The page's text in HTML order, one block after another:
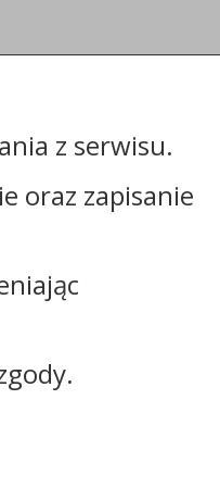
Informacje dodatkowe:
REGON: 910866910
TERYT: 0464011
z serwisu.
oraz zapisanie